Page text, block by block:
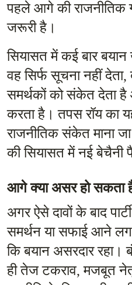
पहले आगे की राजनीतिक
जरूरी है।
सियासत में कई बार
वह सिर्फ सूचना नहीं देता,
समर्थकों को संकेत देता है
करता है। तपस रॉय का
राजनीतिक संकेत माना
की सियासत में नई बेचैनी
आगे क्या असर हो सकता
अगर ऐसे दावों के बाद
समर्थन या सफाई आने
कि बयान असरदार रहा।
ही तेज टकराव, मजबूत